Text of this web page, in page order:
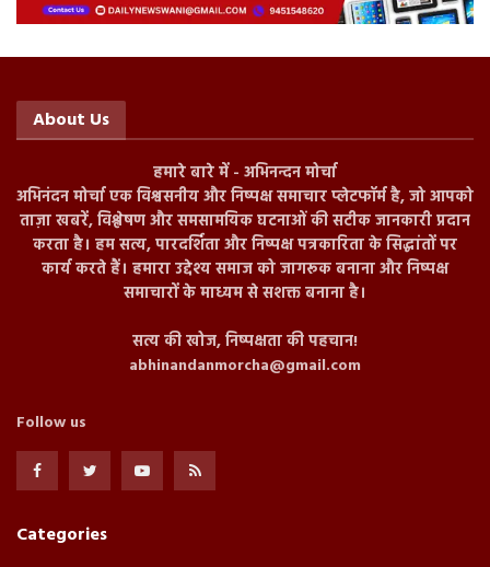
About Us
हमारे बारे में - अभिनन्दन मोर्चा
अभिनंदन मोर्चा एक विश्वसनीय और निष्पक्ष समाचार प्लेटफॉर्म है, जो आपको
ताज़ा खबरें, विश्लेषण और समसामयिक घटनाओं की सटीक जानकारी प्रदान
करता है। हम सत्य, पारदर्शिता और निष्पक्ष पत्रकारिता के सिद्धांतों पर
कार्य करते हैं। हमारा उद्देश्य समाज को जागरूक बनाना और निष्पक्ष
समाचारों के माध्यम से सशक्त बनाना है।
सत्य की खोज, निष्पक्षता की पहचान!
abhinandanmorcha@gmail.com
Follow us
Categories